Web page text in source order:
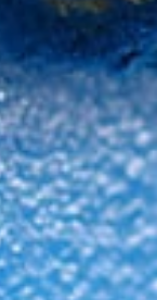
AGB